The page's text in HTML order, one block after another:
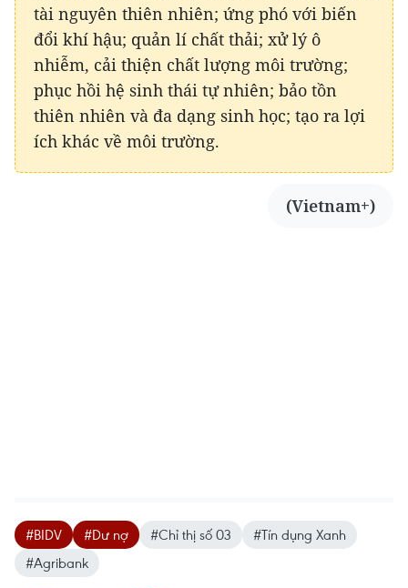
tài nguyên thiên nhiên; ứng phó với biến
đổi khí hậu; quản lí chất thải; xử lý ô
nhiễm, cải thiện chất lượng môi trường;
phục hồi hệ sinh thái tự nhiên; bảo tồn
thiên nhiên và đa dạng sinh học; tạo ra lợi
ích khác về môi trường.
(Vietnam+)
#BIDV #Dư nợ #Chỉ thị số 03
#Tín dụng Xanh
#Agribank